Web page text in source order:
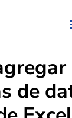
de